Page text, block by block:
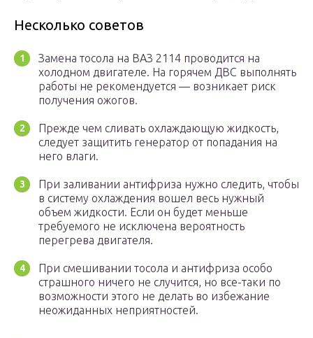
Несколько советов
Замена тосола на ВАЗ 2114 проводится на
холодном двигателе. На горячем ДВС выполнять
работы не рекомендуется — возникает риск
получения ожогов.
Прежде чем сливать охлаждающую жидкость,
следует защитить генератор от попадания на
него влаги.
При заливании антифриза нужно следить, чтобы
в систему охлаждения вошел весь нужный
объем жидкости. Если он будет меньше
требуемого не исключена вероятность
перегрева двигателя.
При смешивании тосола и антифриза особо
страшного ничего не случится, но все-таки по
возможности этого не делать во избежание
неожиданных неприятностей.